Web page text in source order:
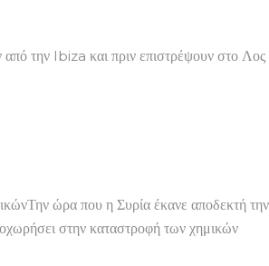
από την Ibiza και πριν επιστρέψουν στο Λος
ώρα που η Συρία έκανε αποδεκτή την
στην καταστροφή των χημικών